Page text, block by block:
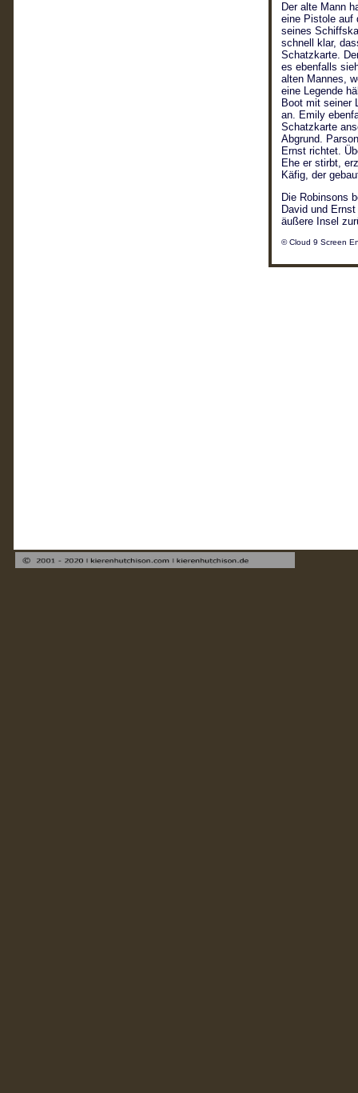
Der alte Mann
eine Pistole auf
seines
schnell klar,
Schatzkarte.
es ebenfalls
alten Mannes,
eine Legende
Boot mit seiner
an. Emily
Schatzkarte
Abgrund.
Ernst richtet.
Ehe er stirbt,
Käfig, der
Die Robinsons
David und
äußere Insel
© Cloud 9 Screen